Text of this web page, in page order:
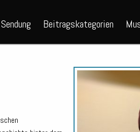
Beitragskategorien